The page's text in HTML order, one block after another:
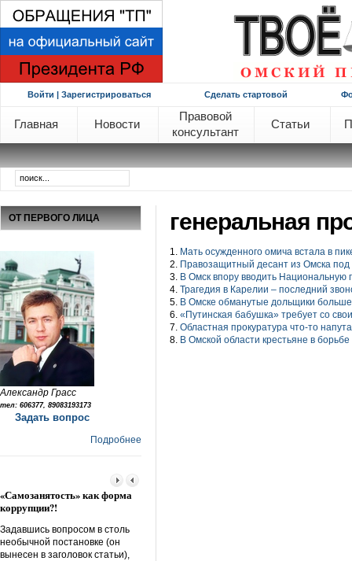
Войти | Зарегистрироваться Сделать стартовой
Главная Новости
Правовой
консультант
Статьи
ОТ ПЕРВОГО ЛИЦА
Александр Грасс
тел: 606377, 89083193173
Задать вопрос
Подробнее
«Самозанятость» как форма
коррупции?!
Задавшись вопросом в столь
необычной постановке (он
вынесен в заголовок статьи),
генеральная
1. Мать осужденного омича встала в
2. Правозащитный десант из Омска
3. В Омск впору вводить Национальную
4. Трагедия в Карелии – последний
5. В Омске обманутые дольщики
6. «Путинская бабушка» требует со
7. Областная прокуратура что-то
8. В Омской области крестьяне в